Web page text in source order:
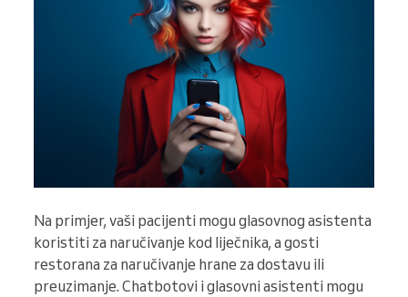
Na primjer, vaši pacijenti mogu glasovnog asistenta
koristiti za naručivanje kod liječnika, a gosti
restorana za naručivanje hrane za dostavu ili
preuzimanje. Chatbotovi i glasovni asistenti mogu